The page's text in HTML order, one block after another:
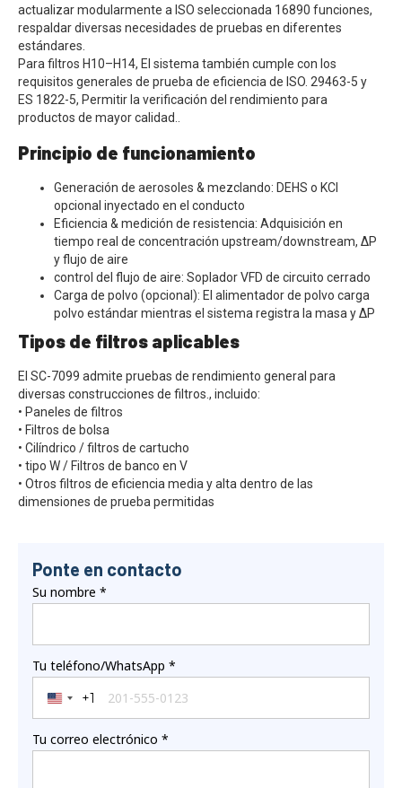
actualizar modularmente a ISO seleccionada 16890 funciones,
respaldar diversas necesidades de pruebas en diferentes
estándares.
Para filtros H10–H14, El sistema también cumple con los
requisitos generales de prueba de eficiencia de ISO. 29463-5 y
ES 1822-5, Permitir la verificación del rendimiento para
productos de mayor calidad..
Principio de funcionamiento
Generación de aerosoles & mezclando: DEHS o KCl
opcional inyectado en el conducto
Eficiencia & medición de resistencia: Adquisición en
tiempo real de concentración upstream/downstream, ΔP
y flujo de aire
control del flujo de aire: Soplador VFD de circuito cerrado
Carga de polvo (opcional): El alimentador de polvo carga
polvo estándar mientras el sistema registra la masa y ΔP
Tipos de filtros aplicables
El SC-7099 admite pruebas de rendimiento general para
diversas construcciones de filtros., incluido:
• Paneles de filtros
• Filtros de bolsa
• Cilíndrico / filtros de cartucho
• tipo W / Filtros de banco en V
• Otros filtros de eficiencia media y alta dentro de las
dimensiones de prueba permitidas
Ponte en contacto
Su nombre *
Tu teléfono/WhatsApp *
United States +1
+1
Tu correo electrónico *